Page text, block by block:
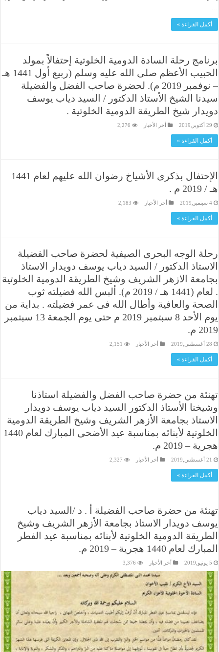
…
أكمل القراءة »
برنامج رحلة السادة الدومية الخلوتية إحتفالاً بمولد
الحبيب الأعظم صلى الله عليه وسلم (ربيع أول 1441 هـ
– نوفمبر 2019 م). لحضرة صاحب الفضل والفضيلة
سيدنا الشيخ الأستاذ الدكتور / السيد دياب يوسف
دويدار شيخ الطريقة الدومية الخلوتية .
29 أكتوبر,2019 أخر الأخبار 2,276
أكمل القراءة »
الإحتفال بذكرى الأشياخ رضوان الله عليهم لعام 1441
هـ / 2019 م .
4 سبتمبر,2019 أخر الأخبار 2,183
أكمل القراءة »
رحلة الوجه البحرى الصيفية لحضرة صاحب الفضيلة
الاستاذ الدكتور / السيد دياب يوسف دويدار الاستاذ
بجامعة الازهر الشريف وشيخ الطريقة الدومية الخلوتية
. لعام (1441 هـ / 2019 م). ألبس الله فضيلته ثوب
الصحة والعافية وأطال الله فى عمر فضيلته . بداية من
يوم الأحد 8 سبتمبر 2019 م حتى يوم الجمعة 13 سبتمبر
2019 م.
28 أغسطس,2019 أخر الأخبار 2,151
أكمل القراءة »
تهنئة من حضرة صاحب الفضل والفضيلة استاذنا
وشيخنا الأستاذ الدكتور السيد دياب يوسف دويدار
الاستاذ بجامعة الأزهر الشريف وشيخ الطريقة الدومية
الخلوتية لأبنائه بمناسبة عيد الأضحى المبارك لعام 1440
هجرية – 2019 م.
21 أغسطس,2019 أخر الأخبار 2,327
أكمل القراءة »
تهنئة من حضرة صاحب الفضيلة أ . د /السيد دياب
يوسف دويدار الاستاذ بجامعة الأزهر الشريف وشيخ
الطريقة الدومية الخلوتية لأبنائه بمناسبة عيد الفطر
المبارك لعام 1440 هجرية – 2019 م.
5 يونيو,2019 أخر الأخبار 3,376